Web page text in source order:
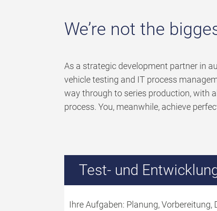
We’re not the
As a strategic development partner in
vehicle testing and IT process
way through to series production, with
process. You, meanwhile, achieve
Test- und
Ihre Aufgaben: Planung,